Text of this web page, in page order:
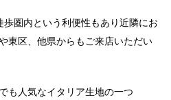
圏内という利便性もあり近隣にお
東区、他県からもご来店いただい
も人気なイタリア生地の一つ